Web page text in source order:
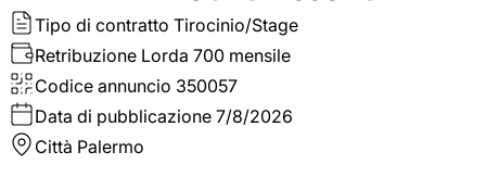
Tipo di contratto Tirocinio/Stage
Retribuzione Lorda 700 mensile
Codice annuncio 350057
Data di pubblicazione 7/8/2026
Città Palermo